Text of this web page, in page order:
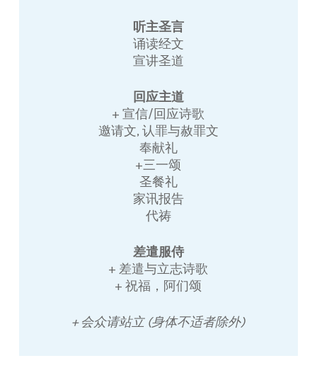
听主圣言
诵读经文
宣讲圣道
回应主道
+ 宣信/回应诗歌
邀请文, 认罪与赦罪文
奉献礼
+三一颂
圣餐礼
家讯报告
代祷
差遣服侍
+ 差遣与立志诗歌
+ 祝福，阿们颂
+ 会众请站立 (身体不适者除外)